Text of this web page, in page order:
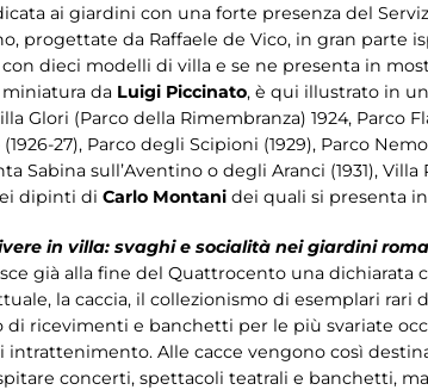
ai giardini con una forte presenza del
progettate da Raffaele de Vico, in gran parte
dieci modelli di villa e se ne presenta in
da Luigi Piccinato, è qui illustrato in
Glori (Parco della Rimembranza) 1924, Parco
27), Parco degli Scipioni (1929), Parco
Sabina sull’Aventino o degli Aranci (1931),
dipinti di Carlo Montani dei quali si presenta
in villa: svaghi e socialità nei giardini
già alla fine del Quattrocento una dichiarata
la caccia, il collezionismo di esemplari rari
di ricevimenti e banchetti per le più svariate
intrattenimento. Alle cacce vengono così
concerti, spettacoli teatrali e banchetti,